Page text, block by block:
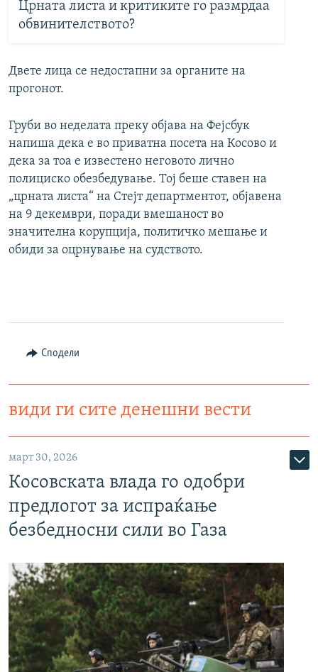
Црната листа и критиките го размрдаа
обвинителството?
Двете лица се недостапни за органите на
прогонот.
Груби во неделата преку објава на Фејсбук
напиша дека е во приватна посета на Косово и
дека за тоа е известено неговото лично
полициско обезбедување. Тој беше ставен на
„црната листа“ на Стејт департментот, објавена
на 9 декември, поради вмешаност во
значителна корупција, политичко мешање и
обиди за оцрнување на судството.
Сподели
види ги сите денешни вести
март 30, 2026
Косовската влада го одобри
предлогот за испраќање
безбедносни сили во Газа